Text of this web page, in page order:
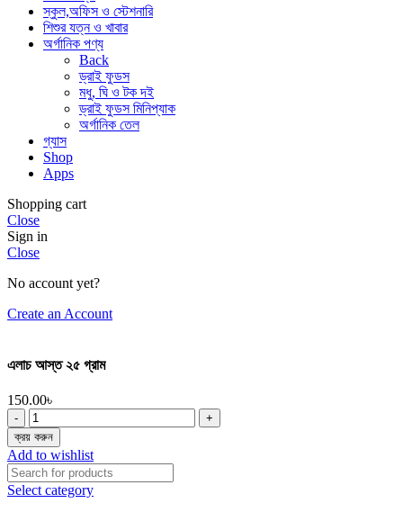
স্কুল,অফিস ও স্টেশনারি
শিশুর যত্ন ও খাবার
অর্গানিক পণ্য
Back
ড্রাই ফুডস
মধু, ঘি ও টক দই
ড্রাই ফুডস মিনিপ্যাক
অর্গানিক তেল
গ্যাস
Shop
Apps
Shopping cart
Close
Sign in
Close
No account yet?
Create an Account
এলাচ আস্ত ২৫ গ্রাম
150.00৳
এলাচ
আস্ত
২৫
গ্রাম
quantity
ক্রয় করুন
Add to wishlist
Select category